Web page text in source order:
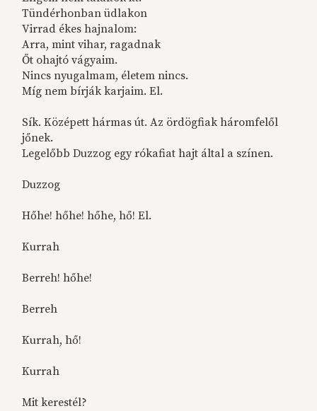
Tündérhonban üdlakon
Virrad ékes hajnalom:
Arra, mint vihar, ragadnak
Őt ohajtó vágyaim.
Nincs nyugalmam, életem nincs.
Míg nem bírják karjaim. El.
Sík. Középett hármas út. Az ördögfiak háromfelől
jőnek.
Legelőbb Duzzog egy rókafiat hajt által a színen.
Duzzog
Hőhe! hőhe! hőhe, hő! El.
Kurrah
Berreh! hőhe!
Berreh
Kurrah, hő!
Kurrah
Mit kerestél?